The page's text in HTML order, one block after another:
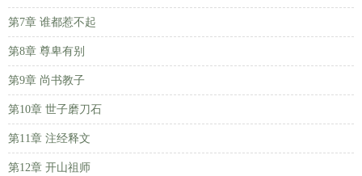
第7章 谁都惹不起
第8章 尊卑有别
第9章 尚书教子
第10章 世子磨刀石
第11章 注经释文
第12章 开山祖师